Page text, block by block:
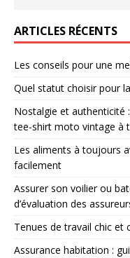
ARTICLES RÉCENTS
Les conseils pour une
Quel statut choisir pour
Nostalgie et authenticité
tee-shirt moto vintage à
Les aliments à toujours
facilement
Assurer son voilier ou
d’évaluation des
Tenues de travail chic et
Assurance habitation :